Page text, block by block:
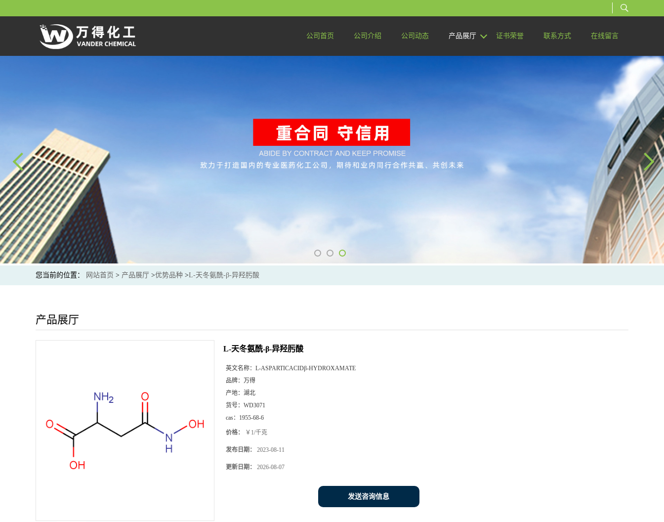
公司首页 公司介绍 公司动态 产品展厅 证书荣誉 联系方式 在线留言
您当前的位置： 网站首页 > 产品展厅 >优势品种 >L-天冬氨酰-β-异羟肟酸
产品展厅
L-天冬氨酰-β-异羟肟酸
英文名称： L-ASPARTICACIDβ-HYDROXAMATE
品牌： 万得
产地： 湖北
货号： WD3071
cas： 1955-68-6
价格： ￥1/千克
发布日期： 2023-08-11
更新日期： 2026-08-07
发送咨询信息